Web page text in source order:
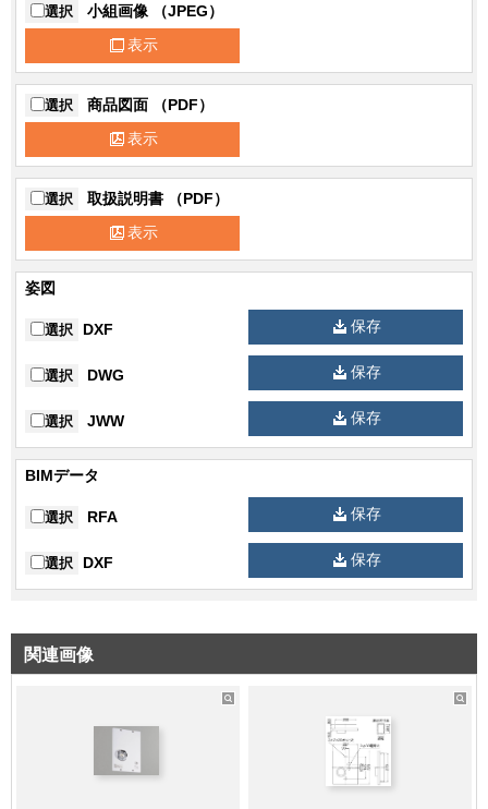
その他備考 定格電圧100V
その他備考 適合リモコン：FRC-1833T（別売）
選択 小組画像 （JPEG）
表示
選択 商品図面 （PDF）
表示
選択 取扱説明書 （PDF）
表示
姿図
選択 DXF 保存
選択 DWG 保存
選択 JWW 保存
BIMデータ
選択 RFA 保存
選択 DXF 保存
関連画像